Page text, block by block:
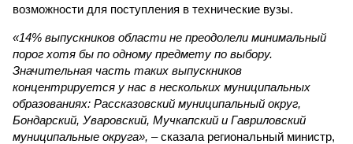
возможности для поступления в технические вузы.
«14% выпускников области не преодолели минимальный
порог хотя бы по одному предмету по выбору.
Значительная часть таких выпускников
концентрируется у нас в нескольких муниципальных
образованиях: Рассказовский муниципальный округ,
Бондарский, Уваровский, Мучкапский и Гавриловский
муниципальные округа», – сказала региональный министр,